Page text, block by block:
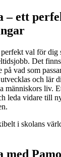
– ett
val för
Det
på vad som
och lär
människors liv.
leda vidare till
i skolans
med